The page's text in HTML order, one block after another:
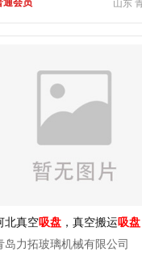
山东
通会员
北真空吸盘 ，真空搬运吸盘
岛力拓玻璃机械有限公司